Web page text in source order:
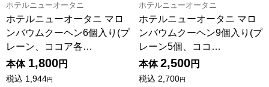
ホテルニューオータニ
ホテルニューオータニ マロ
ンバウムクーヘン6個入り(プ
レーン、ココア各…
本体 1,800円
税込 1,944円
ホテルニューオータニ
ホテルニューオータニ マロ
ンバウムクーヘン9個入り(プ
レーン5個、ココ…
本体 2,500円
税込 2,700円